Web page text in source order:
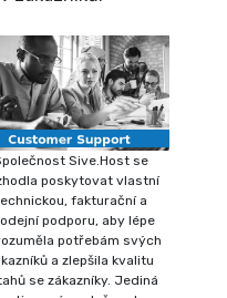
Sive.Host se
poskytovat vlastní
fakturační a
podporu, aby lépe
potřebám svých
a zlepšila kvalitu
se zákazníky. Jediná